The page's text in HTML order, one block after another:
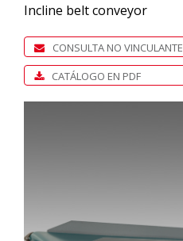
Incline belt conveyor
CONSULTA NO VINCULANTE
CATÁLOGO EN PDF